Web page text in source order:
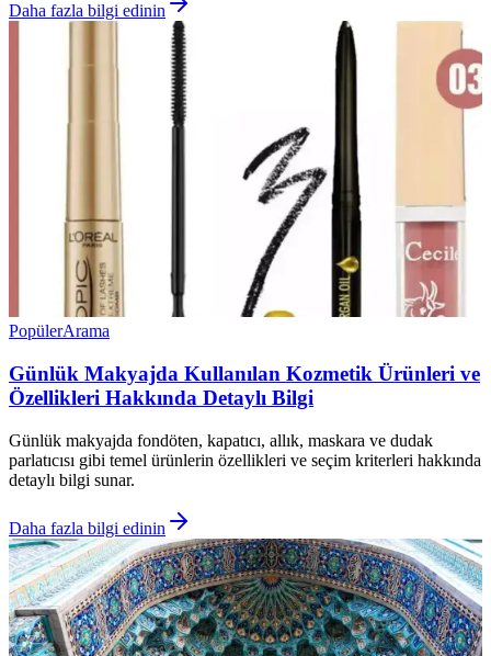
Daha fazla bilgi edinin
PopülerArama
Günlük Makyajda Kullanılan Kozmetik Ürünleri ve
Özellikleri Hakkında Detaylı Bilgi
Günlük makyajda fondöten, kapatıcı, allık, maskara ve dudak
parlatıcısı gibi temel ürünlerin özellikleri ve seçim kriterleri hakkında
detaylı bilgi sunar.
Daha fazla bilgi edinin